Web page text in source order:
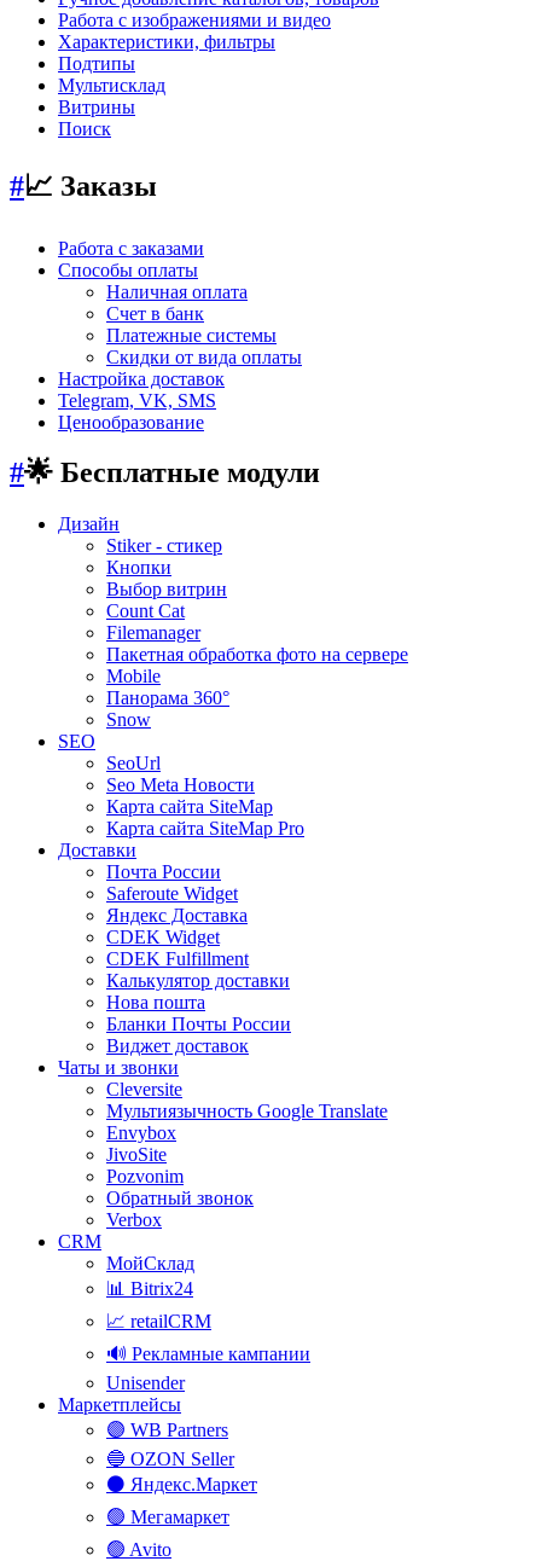
Работа с изображениями и видео
Характеристики, фильтры
Подтипы
Мультисклад
Витрины
Поиск
#📈 Заказы
Работа с заказами
Способы оплаты
Наличная оплата
Счет в банк
Платежные системы
Скидки от вида оплаты
Настройка доставок
Telegram, VK, SMS
Ценообразование
#🌟 Бесплатные модули
Дизайн
Stiker - стикер
Кнопки
Выбор витрин
Count Cat
Filemanager
Пакетная обработка фото на сервере
Mobile
Панорама 360°
Snow
SEO
SeoUrl
Seo Meta Новости
Карта сайта SiteMap
Карта сайта SiteMap Pro
Доставки
Почта России
Saferoute Widget
Яндекс Доставка
CDEK Widget
CDEK Fulfillment
Калькулятор доставки
Нова пошта
Бланки Почты России
Виджет доставок
Чаты и звонки
Cleversite
Мультиязычность Google Translate
Envybox
JivoSite
Pozvonim
Обратный звонок
Verbox
CRM
МойСклад
📊 Bitrix24
📈 retailCRM
🔊 Рекламные кампании
Unisender
Маркетплейсы
🟣 WB Partners
🔵 OZON Seller
⚫ Яндекс.Маркет
🟢 Мегамаркет
🟢 Avito